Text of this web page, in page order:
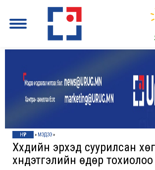
НҮҮР » МЭДЭЭ»
Хүүхдийн эрхэд суурилсан
хүндэтгэлийн өдөр тохиолоо